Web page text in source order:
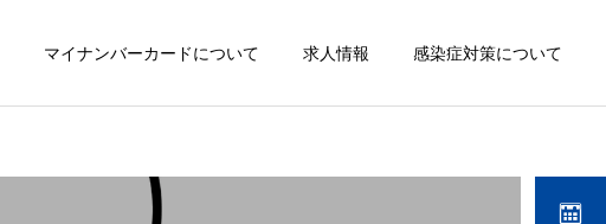
マイナンバーカードについて 求人情報 感染症対策について